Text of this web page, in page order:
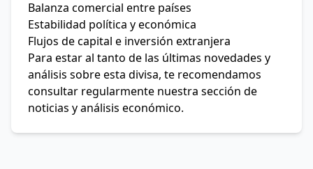
Balanza comercial entre países
Estabilidad política y económica
Flujos de capital e inversión extranjera
Para estar al tanto de las últimas novedades y
análisis sobre esta divisa, te recomendamos
consultar regularmente nuestra sección de
noticias y análisis económico.